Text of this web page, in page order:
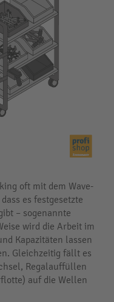
oft mit dem Wave-
es festgesetzte
– sogenannte
wird die Arbeit im
Kapazitäten lassen
Gleichzeitig fällt es
Regalauffüllen
auf die Wellen